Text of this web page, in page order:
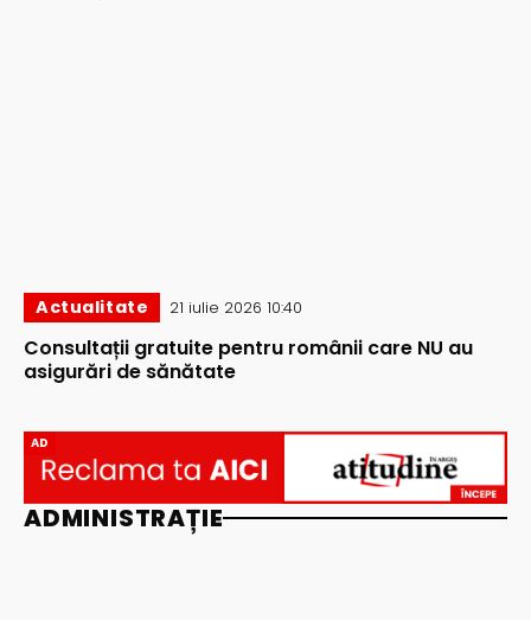
Actualitate 21 iulie 2026 10:40
Consultații gratuite pentru românii care NU au
asigurări de sănătate
AD
ADMINISTRAȚIE